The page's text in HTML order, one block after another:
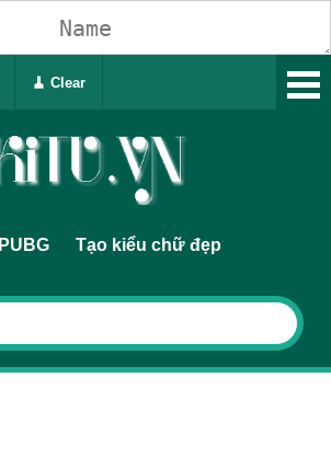
PUBG Tạo kiểu chữ đẹp
🧹 Clear